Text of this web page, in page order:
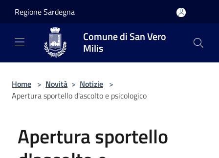
Regione Sardegna
Comune di San Vero
Milis
Home > Novità > Notizie >
Apertura sportello d'ascolto e psicologico
Apertura sportello